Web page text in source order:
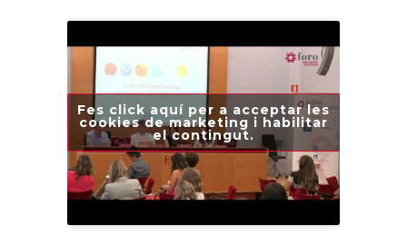
Fes click aquí per a acceptar les
cookies de marketing i habilitar
el contingut.